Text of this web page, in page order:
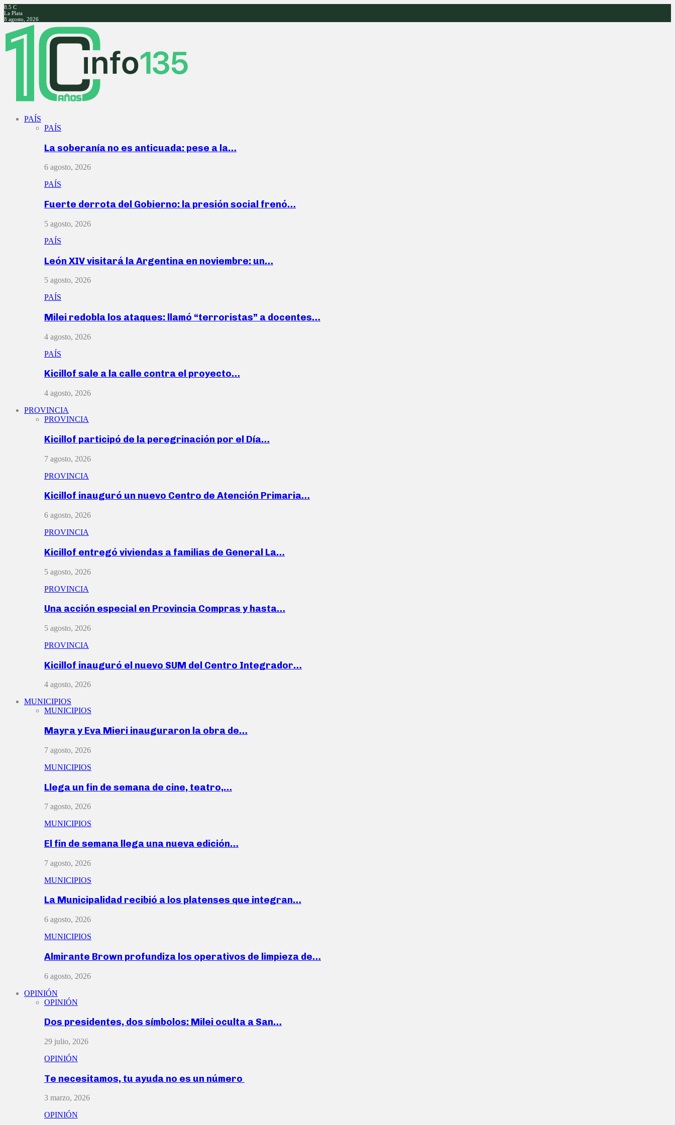
8.5 C
La Plata
8 agosto, 2026
Facebook
Twitter
Instagram
Youtube
PAÍS
PAÍS
La soberanía no es anticuada: pese a la…
6 agosto, 2026
PAÍS
Fuerte derrota del Gobierno: la presión social frenó…
5 agosto, 2026
PAÍS
León XIV visitará la Argentina en noviembre: un…
5 agosto, 2026
PAÍS
Milei redobla los ataques: llamó “terroristas” a docentes…
4 agosto, 2026
PAÍS
Kicillof sale a la calle contra el proyecto…
4 agosto, 2026
PROVINCIA
PROVINCIA
Kicillof participó de la peregrinación por el Día…
7 agosto, 2026
PROVINCIA
Kicillof inauguró un nuevo Centro de Atención Primaria…
6 agosto, 2026
PROVINCIA
Kicillof entregó viviendas a familias de General La…
5 agosto, 2026
PROVINCIA
Una acción especial en Provincia Compras y hasta…
5 agosto, 2026
PROVINCIA
Kicillof inauguró el nuevo SUM del Centro Integrador…
4 agosto, 2026
MUNICIPIOS
MUNICIPIOS
Mayra y Eva Mieri inauguraron la obra de…
7 agosto, 2026
MUNICIPIOS
Llega un fin de semana de cine, teatro,…
7 agosto, 2026
MUNICIPIOS
El fin de semana llega una nueva edición…
7 agosto, 2026
MUNICIPIOS
La Municipalidad recibió a los platenses que integran…
6 agosto, 2026
MUNICIPIOS
Almirante Brown profundiza los operativos de limpieza de…
6 agosto, 2026
OPINIÓN
OPINIÓN
Dos presidentes, dos símbolos: Milei oculta a San…
29 julio, 2026
OPINIÓN
Te necesitamos, tu ayuda no es un número
3 marzo, 2026
OPINIÓN